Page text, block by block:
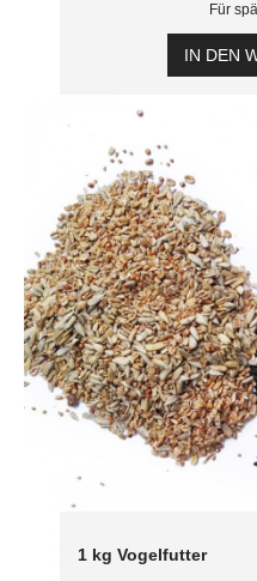
Für
IN DEN
1 kg Vogelfutter